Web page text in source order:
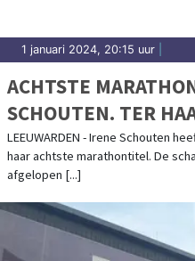
1 januari 2024, 20:15 uur
ACHTSTE
SCHOUTEN. TER
LEEUWARDEN - Irene Schouten
haar achtste marathontitel. De
afgelopen [...]